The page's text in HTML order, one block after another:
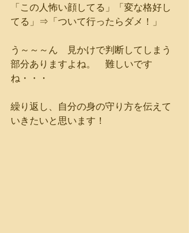
「この人怖い顔してる」「変な格好し
てる」⇒「ついて行ったらダメ！」
う～～～ん　見かけで判断してしまう
部分ありますよね。　難しいです
ね・・・
繰り返し、自分の身の守り方を伝えて
いきたいと思います！